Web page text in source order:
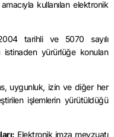
kullanılan elektronik
tarihli ve 5070 sayılı
yürürlüğe konulan
uygunluk, izin ve diğer her
işlemlerin yürütüldüğü
Elektronik imza mevzuatı